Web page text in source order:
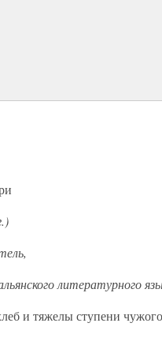
литературного
и тяжелы ступени